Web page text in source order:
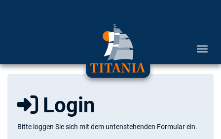
Menü
Login
Bitte loggen Sie sich mit dem untenstehenden Formular ein.